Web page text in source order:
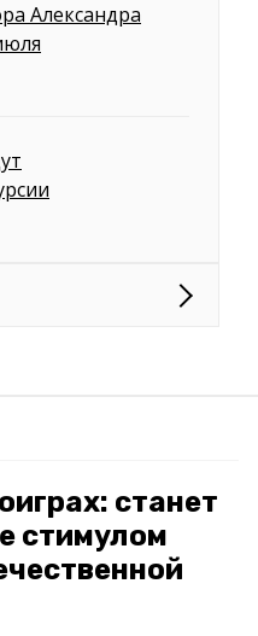
Александра
станет
стимулом